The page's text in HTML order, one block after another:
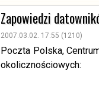
Zapowiedzi
2007.03.02. 17:55 (1210)
Poczta Polska,
okolicznościowych: